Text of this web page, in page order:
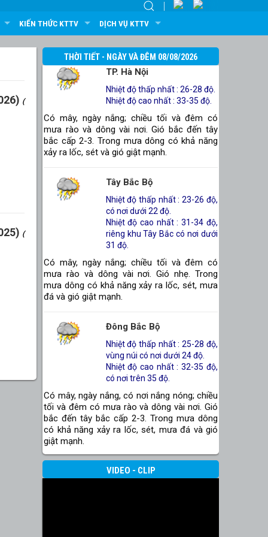
KIẾN THỨC KTTV DỊCH VỤ KTTV
(
(
THỜI TIẾT - NGÀY VÀ ĐÊM 08/08/2026
TP. Hà Nội
Nhiệt độ thấp nhất : 26-28 độ.
Nhiệt độ cao nhất : 33-35 độ.
Có mây, ngày nắng; chiều tối và đêm có
mưa rào và dông vài nơi. Gió bắc đến tây
bắc cấp 2-3. Trong mưa dông có khả năng
xảy ra lốc, sét và gió giật mạnh.
Tây Bắc Bộ
Nhiệt độ thấp nhất : 23-26 độ,
có nơi dưới 22 độ.
Nhiệt độ cao nhất : 31-34 độ,
riêng khu Tây Bắc có nơi dưới
31 độ.
Có mây, ngày nắng; chiều tối và đêm có
mưa rào và dông vài nơi. Gió nhẹ. Trong
mưa dông có khả năng xảy ra lốc, sét, mưa
đá và gió giật mạnh.
Đông Bắc Bộ
Nhiệt độ thấp nhất : 25-28 độ,
vùng núi có nơi dưới 24 độ.
Nhiệt độ cao nhất : 32-35 độ,
có nơi trên 35 độ.
Có mây, ngày nắng, có nơi nắng nóng; chiều
tối và đêm có mưa rào và dông vài nơi. Gió
bắc đến tây bắc cấp 2-3. Trong mưa dông
có khả năng xảy ra lốc, sét, mưa đá và gió
giật mạnh.
Thanh Hóa Đến Huế
VIDEO - CLIP